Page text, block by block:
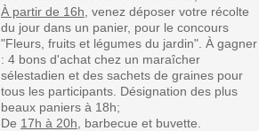
À partir de 16h , venez déposer votre récolte
du jour dans un panier, pour le concours
"Fleurs, fruits et légumes du jardin". À gagner
: 4 bons d'achat chez un maraîcher
sélestadien et des sachets de graines pour
tous les participants. Désignation des plus
beaux paniers à 18h;
De 17h à 20h , barbecue et buvette.